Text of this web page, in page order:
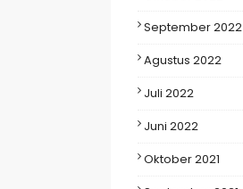
September 2022
Agustus 2022
Juli 2022
Juni 2022
Oktober 2021